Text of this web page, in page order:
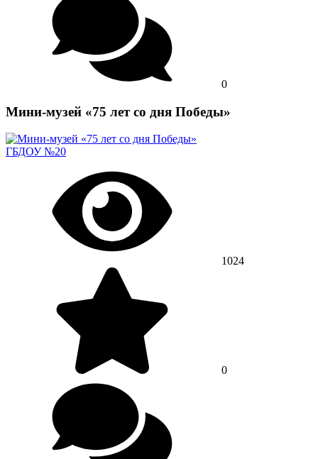
0
Мини-музей «75 лет со дня Победы»
ГБДОУ №20
1024
0